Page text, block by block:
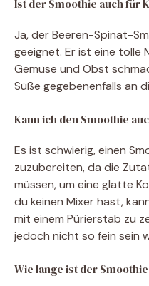
Ist der Smoothie auch für
Ja, der Beeren-Spinat-
geeignet. Er ist eine tolle
Gemüse und Obst
Süße gegebenenfalls an
Kann ich den Smoothie
Es ist schwierig, einen
zuzubereiten, da die
müssen, um eine glatte
du keinen Mixer hast,
mit einem Pürierstab zu
jedoch nicht so fein sein
Wie lange ist der